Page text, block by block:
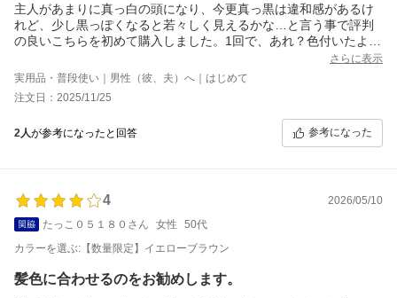
主人があまりに真っ白の頭になり、今更真っ黒は違和感があるけ
れど、少し黒っぽくなると若々しく見えるかな…と言う事で評判
の良いこちらを初めて購入しました。1回で、あれ？色付いたよ
ね？とわかるので毎回シャンプーするのが楽しみです。白髪が少
ない後頭部はすぐに黒っぽくなり、ほぼ真っ白な前髪あたりは、
やはりいきなり黒っぽくなりませんでしたが、色が付いて来てい
る印象です。全体的に黒っぽくなって来た…と言う感じで、良い
感じです。手袋なしでも洗えば落ちるとレビューにありました
が、主人の場合は爪の表面が青っぽくなってなかなか取れていま
さらに表示
実用品・普段使い｜男性（彼、夫）へ｜はじめて
注文日：2025/11/25
2人が参考になったと回答 参考になった
4
2026/05/10
たっこ０５１８０さん
女性
50代
カラーを選ぶ:【数量限定】イエローブラウン
髪色に合わせるのをお勧めします。